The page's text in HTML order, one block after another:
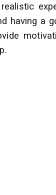
having a